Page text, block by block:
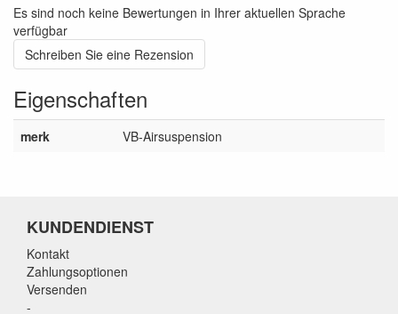
Es sind noch keine Bewertungen in Ihrer aktuellen Sprache
verfügbar
Schreiben Sie eine Rezension
Eigenschaften
merk VB-Airsuspension
KUNDENDIENST
Kontakt
Zahlungsoptionen
Versenden
-